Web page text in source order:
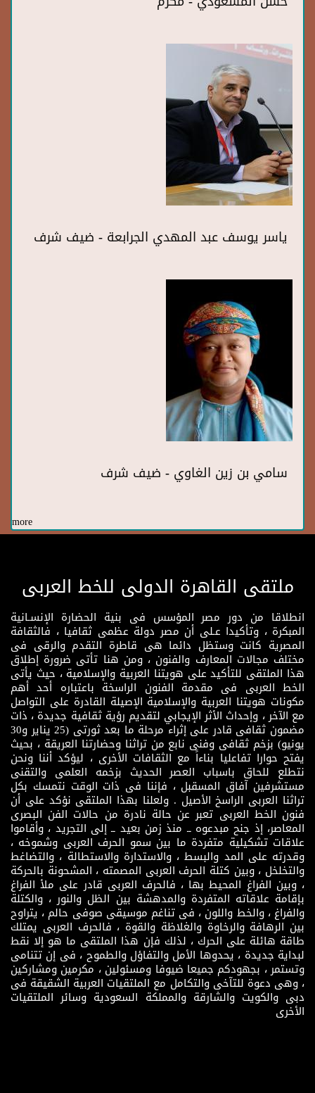
ياسر يوسف عبد المهدي الجرابعة - ضيف شرف
سامي بن زين الغاوي - ضيف شرف
more
ملتقى القاهرة الدولى للخط العربى
انطلاقا من دور مصر المؤسس فى بنية الحضارة الإنسـانية
المبكرة ، وتأكيدا عـلى أن مصر دولة عظمى ثقافيا ، فالثقافة
المصرية كانت وستظل دائما هى قاطرة التقدم والرقى فى
مختلف مجالات المعارف والفنون ، ومن هنا تأتى ضرورة إطلاق
هذا الملتقى للتأكيد على هويتنا العربية والإسلامية ، حيث يأتى
الخط العربى فى مقدمة الفنون الراسخة باعتباره أحد أهم
مكونات هويتنا العربية والإسلامية الإصيلة القادرة على التواصل
مع الآخر ، وإحداث الأثر الإيجابي لتقديم رؤية ثقافية جديدة ، ذات
مضمون ثقافى قادر على إثراء مرحلة ما بعد ثورتى (25 يناير و30
يونيو) بزخم ثقافى وفنى نابع من تراثنا وحضارتنا العريقة ، بحيث
يفتح حوارا تفاعليا بناءاً مع الثقافات الأخرى ، ليؤكد أننا ونحن
نتطلع للحاق باسباب العصر الحديث بزخمه العلمى والتقنى
مستشرفين آفاق المسقبل ، فإننا فى ذات الوقت نتمسك بكل
تراثنا العربى الراسخ الأصيل . ولعلنا بهذا الملتقى نؤكد على أن
فنون الخط العربى تعبر عن حالة نادرة من حالات الفن البصرى
المعاصر، إذ جنح مبدعوه ــ منذ زمن بعيد ــ إلى التجريد ، وأقاموا
علاقات تشكيلية متفردة ما بين سمو الحرف العربى وشموخه ،
وقدرته على المد والبسط ، والاستدارة والاستطالة ، والتضاغط
والتخلخل ، وبين كتلة الحرف العربى المصمته ، المشحونة بالحركة
، وبين الفراغ المحيط بها ، فالحرف العربى قادر على ملأ الفراغ
بإقامة علاقاته المتفردة والمدهشة بين الظل والنور ، والكتلة
والفراغ ، والخط واللون ، فى تناغم موسيقى صوفى حالم ، يتراوح
بين الرهافة والرخاوة والغلاظة والقوة ، فالحرف العربى يمتلك
طاقة هائلة على الحرك ، لذلك فإن هذا الملتقى ما هو إلا نقط
لبداية جديدة ، يحدوها الأمل والتفاؤل والطموح ، فى إن تتنامى
وتستمر ، بجهودكم جميعا ضيوفا ومسئولين ، مكرمين ومشاركين
، وهى دعوة للتآخى والتكامل مع الملتقيات العربية الشقيقة فى
دبى والكويت والشارقة والمملكة السعودية وسائر الملتقيات
الأخرى